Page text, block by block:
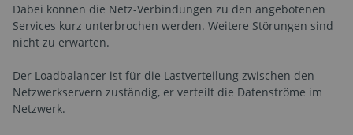
Dabei können die Netz-Verbindungen zu den angebotenen
Services kurz unterbrochen werden. Weitere Störungen sind
nicht zu erwarten.
Der Loadbalancer ist für die Lastverteilung zwischen den
Netzwerkservern zuständig, er verteilt die Datenströme im
Netzwerk.